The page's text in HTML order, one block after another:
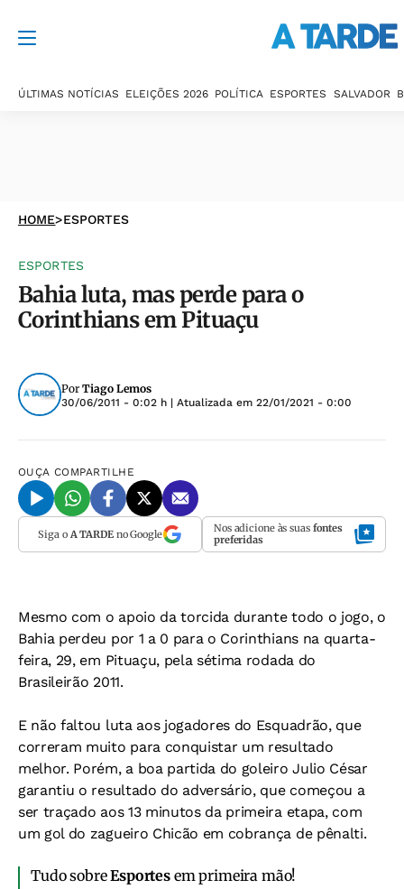
ÚLTIMAS NOTÍCIAS ELEIÇÕES 2026 POLÍTICA ESPORTES SALVADOR
HOME>ESPORTES
ESPORTES
Bahia luta, mas perde para o
Corinthians em Pituaçu
Por Tiago Lemos
30/06/2011 - 0:02 h | Atualizada em 22/01/2021 - 0:00
OUÇA COMPARTILHE
Siga o A TARDEno Google Nos adicione às suas fontes
preferidas
Mesmo com o apoio da torcida durante todo o jogo, o
Bahia perdeu por 1 a 0 para o Corinthians na quarta-
feira, 29, em Pituaçu, pela sétima rodada do
Brasileirão 2011.
E não faltou luta aos jogadores do Esquadrão, que
correram muito para conquistar um resultado
melhor. Porém, a boa partida do goleiro Julio César
garantiu o resultado do adversário, que começou a
ser traçado aos 13 minutos da primeira etapa, com
um gol do zagueiro Chicão em cobrança de pênalti.
Tudo sobreEsportesem primeira mão!